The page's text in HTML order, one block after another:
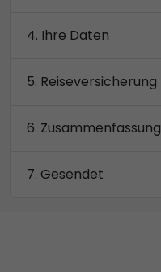
Ihre Daten
Reiseversicherung
Zusammenfassung
Gesendet